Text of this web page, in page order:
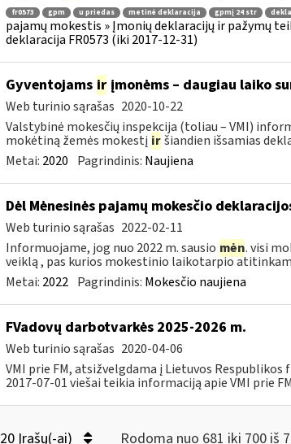
fr0573 gpm u priedas metinė deklaracija gpmį 24 str
pajamų mokestis » Įmonių deklaracijų ir pažymų
deklaracija FR0573 (iki 2017-12-31)
Gyventojams irįmonėms – daugiau laiko
Web turinio sąrašas 2020-10-22
Valstybinė mokesčių inspekcija (toliau – VMI)
mokėtiną žemės mokestį ir šiandien išsamias
Metai: 2020 Pagrindinis: Naujiena
Dėl Mėnesinės pajamų mokesčio
Web turinio sąrašas 2022-02-11
Informuojame, jog nuo 2022 m. sausio mėn. visi
veiklą , pas kurios mokestinio laikotarpio
Metai: 2022 Pagrindinis: Mokesčio naujiena
FVadovų darbotvarkės 2025-2026 m.
Web turinio sąrašas 2020-04-06
VMI prie FM, atsižvelgdama į Lietuvos
2017-07-01 viešai teikia informaciją apie VMI prie
20 Įrašų(-ai) Rodoma nuo 681 iki 700 iš